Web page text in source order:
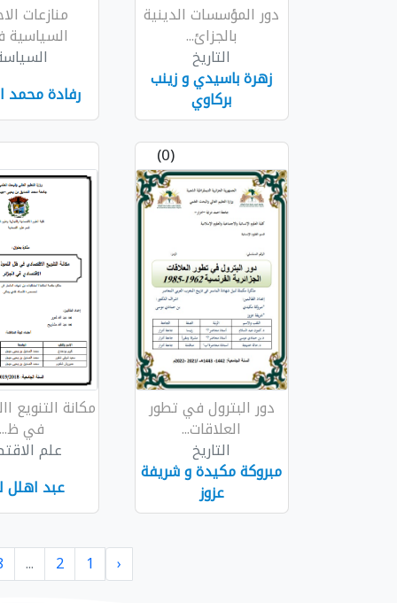
دور المؤسسات الدينية
بالجزائ...
التاريخ
زهرة باسيدي و زينب
بركاوي
منازعات
السياسية
رفادة محمد
(0)
دور البترول في تطور
العلاقات...
التاريخ
مبروكة مكيدة و شريفة
عزوز
مكانة التنويع
في ظ...
علم
عبد اهلل
‹
1
2
...